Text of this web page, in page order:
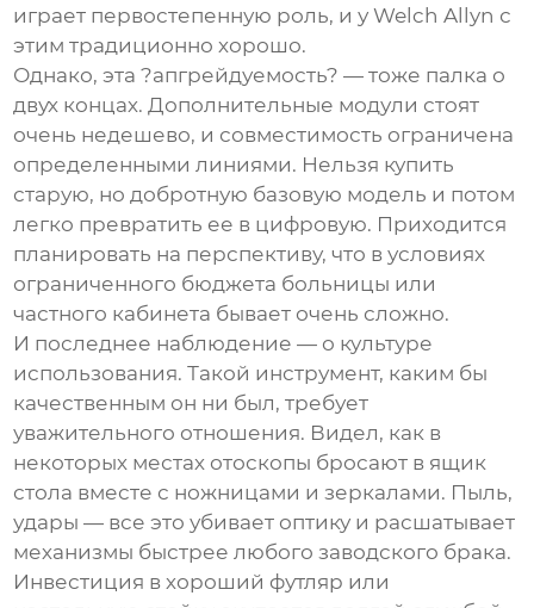
играет первостепенную роль, и у Welch Allyn с
этим традиционно хорошо.
Однако, эта ?апгрейдуемость? — тоже палка о
двух концах. Дополнительные модули стоят
очень недешево, и совместимость ограничена
определенными линиями. Нельзя купить
старую, но добротную базовую модель и потом
легко превратить ее в цифровую. Приходится
планировать на перспективу, что в условиях
ограниченного бюджета больницы или
частного кабинета бывает очень сложно.
И последнее наблюдение — о культуре
использования. Такой инструмент, каким бы
качественным он ни был, требует
уважительного отношения. Видел, как в
некоторых местах отоскопы бросают в ящик
стола вместе с ножницами и зеркалами. Пыль,
удары — все это убивает оптику и расшатывает
механизмы быстрее любого заводского брака.
Инвестиция в хороший футляр или